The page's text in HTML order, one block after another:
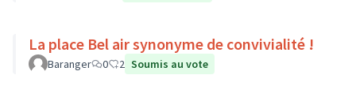
La place Bel air synonyme de convivialité !
Baranger 0 2 Soumis au vote